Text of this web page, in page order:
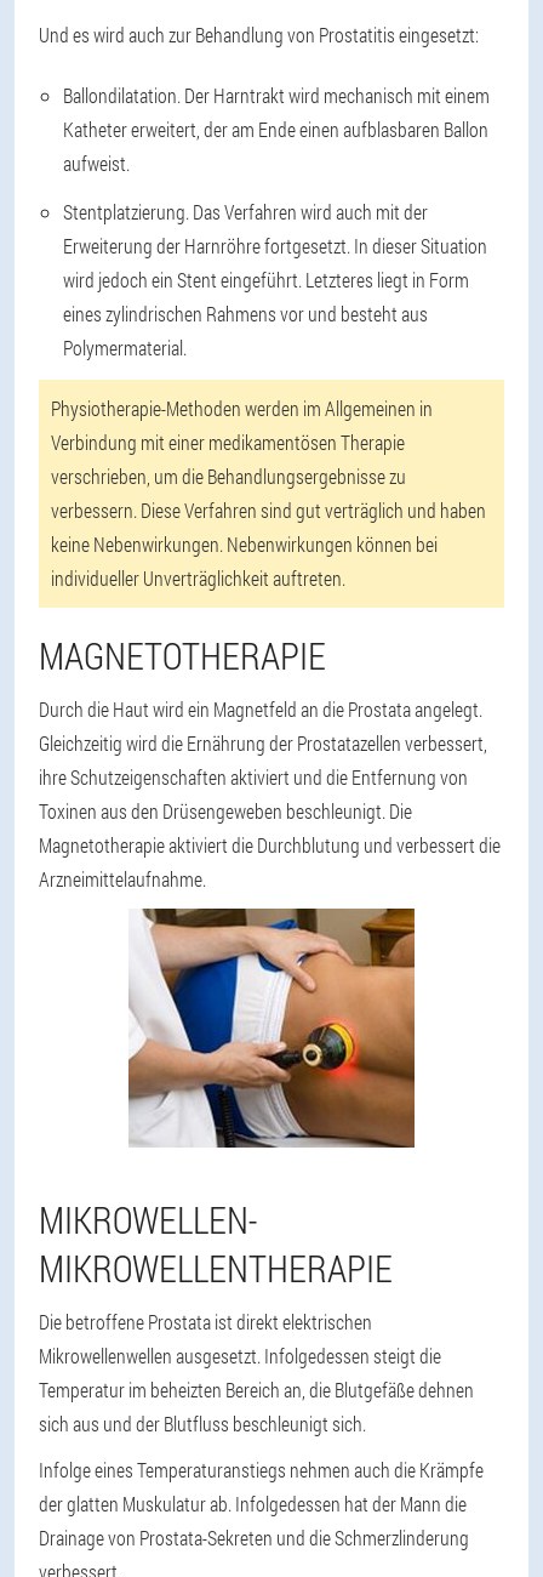
Und es wird auch zur Behandlung von Prostatitis eingesetzt:
Ballondilatation. Der Harntrakt wird mechanisch mit einem
Katheter erweitert, der am Ende einen aufblasbaren Ballon
aufweist.
Stentplatzierung. Das Verfahren wird auch mit der
Erweiterung der Harnröhre fortgesetzt. In dieser Situation
wird jedoch ein Stent eingeführt. Letzteres liegt in Form
eines zylindrischen Rahmens vor und besteht aus
Polymermaterial.
Physiotherapie-Methoden werden im Allgemeinen in
Verbindung mit einer medikamentösen Therapie
verschrieben, um die Behandlungsergebnisse zu
verbessern. Diese Verfahren sind gut verträglich und haben
keine Nebenwirkungen. Nebenwirkungen können bei
individueller Unverträglichkeit auftreten.
MAGNETOTHERAPIE
Durch die Haut wird ein Magnetfeld an die Prostata angelegt.
Gleichzeitig wird die Ernährung der Prostatazellen verbessert,
ihre Schutzeigenschaften aktiviert und die Entfernung von
Toxinen aus den Drüsengeweben beschleunigt. Die
Magnetotherapie aktiviert die Durchblutung und verbessert die
Arzneimittelaufnahme.
MIKROWELLEN-
MIKROWELLENTHERAPIE
Die betroffene Prostata ist direkt elektrischen
Mikrowellenwellen ausgesetzt. Infolgedessen steigt die
Temperatur im beheizten Bereich an, die Blutgefäße dehnen
sich aus und der Blutfluss beschleunigt sich.
Infolge eines Temperaturanstiegs nehmen auch die Krämpfe
der glatten Muskulatur ab. Infolgedessen hat der Mann die
Drainage von Prostata-Sekreten und die Schmerzlinderung
verbessert.